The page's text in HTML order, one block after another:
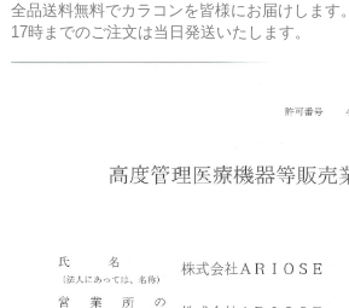
全品送料無料でカラコンを皆様にお届けします。
17時までのご注文は当日発送いたします。